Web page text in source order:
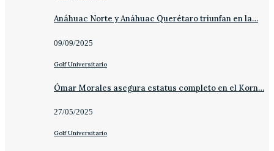
Anáhuac Norte y Anáhuac Querétaro triunfan en la…
09/09/2025
Golf Universitario
Ómar Morales asegura estatus completo en el Korn…
27/05/2025
Golf Universitario